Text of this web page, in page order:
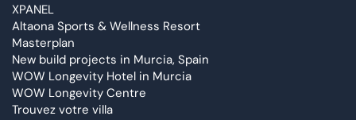
XPANEL
Altaona Sports & Wellness Resort
Masterplan
New build projects in Murcia, Spain
WOW Longevity Hotel in Murcia
WOW Longevity Centre
Trouvez votre villa